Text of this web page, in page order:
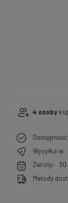
4 osoby
Dostępność:
Wysyłka w:
Zwroty:
30
Metody